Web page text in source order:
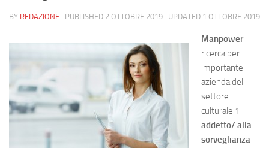
BY REDAZIONE · PUBLISHED 2 OTTOBRE 2019 · UPDATED 1 OTTOBRE 2019
Manpower
ricerca per
importante
azienda del
settore
culturale 1
addetto/ alla
sorveglianza